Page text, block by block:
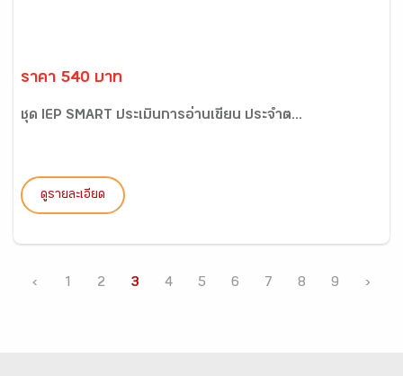
ราคา 540 บาท
ชุด IEP SMART ประเมินการอ่านเขียน ประจำต...
ดูรายละเอียด
‹ 1 2 3 4 5 6 7 8 9 ›